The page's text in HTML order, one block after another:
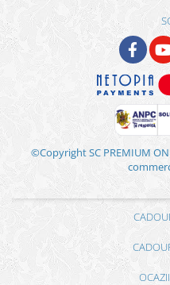
©Copyright SC PREMIUM